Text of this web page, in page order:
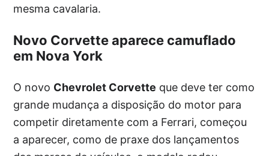
mesma cavalaria.
Novo Corvette aparece camuflado
em Nova York
O novo Chevrolet Corvette que deve ter como
grande mudança a disposição do motor para
competir diretamente com a Ferrari, começou
a aparecer, como de praxe dos lançamentos